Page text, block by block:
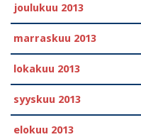
joulukuu 2013
marraskuu 2013
lokakuu 2013
syyskuu 2013
elokuu 2013